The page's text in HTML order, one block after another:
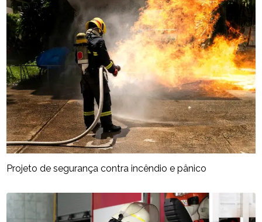
Projeto de segurança contra incêndio e pânico